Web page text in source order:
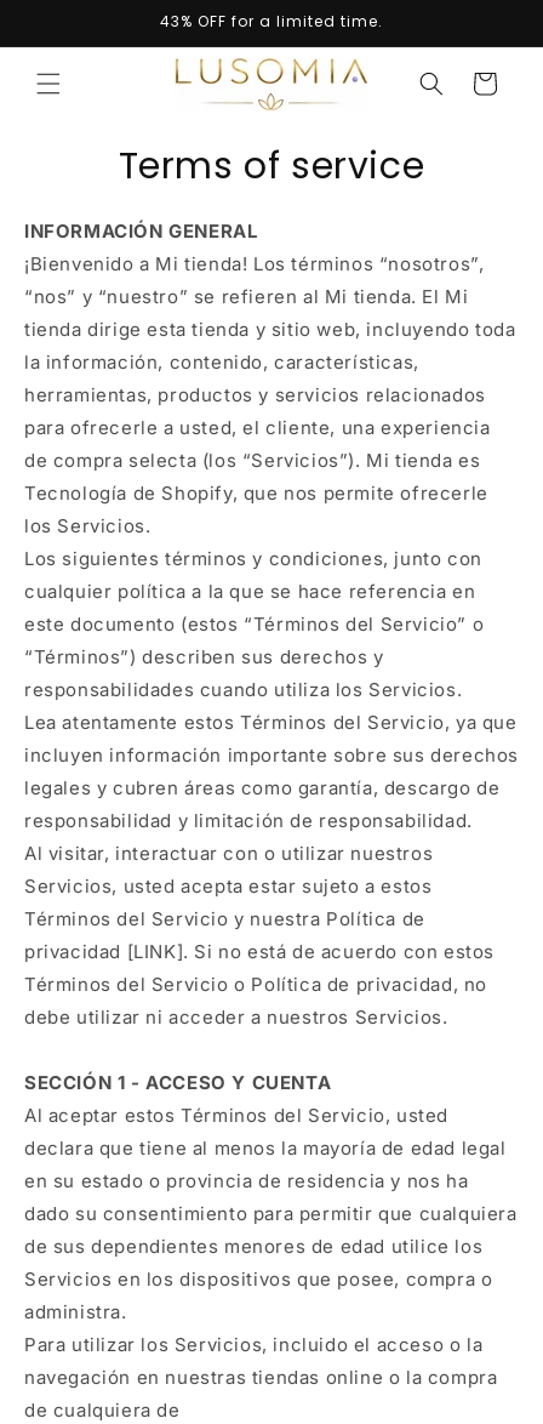
43% OFF for a limited time.
Cart
Terms of service
INFORMACIÓN GENERAL
¡Bienvenido a Mi tienda! Los términos “nosotros”,
“nos” y “nuestro” se refieren al Mi tienda. El Mi
tienda dirige esta tienda y sitio web, incluyendo toda
la información, contenido, características,
herramientas, productos y servicios relacionados
para ofrecerle a usted, el cliente, una experiencia
de compra selecta (los “Servicios”). Mi tienda es
Tecnología de Shopify, que nos permite ofrecerle
los Servicios.
Los siguientes términos y condiciones, junto con
cualquier política a la que se hace referencia en
este documento (estos “Términos del Servicio” o
“Términos”) describen sus derechos y
responsabilidades cuando utiliza los Servicios.
Lea atentamente estos Términos del Servicio, ya que
incluyen información importante sobre sus derechos
legales y cubren áreas como garantía, descargo de
responsabilidad y limitación de responsabilidad.
Al visitar, interactuar con o utilizar nuestros
Servicios, usted acepta estar sujeto a estos
Términos del Servicio y nuestra Política de
privacidad [LINK]. Si no está de acuerdo con estos
Términos del Servicio o Política de privacidad, no
debe utilizar ni acceder a nuestros Servicios.
SECCIÓN 1 - ACCESO Y CUENTA
Al aceptar estos Términos del Servicio, usted
declara que tiene al menos la mayoría de edad legal
en su estado o provincia de residencia y nos ha
dado su consentimiento para permitir que cualquiera
de sus dependientes menores de edad utilice los
Servicios en los dispositivos que posee, compra o
administra.
Para utilizar los Servicios, incluido el acceso o la
navegación en nuestras tiendas online o la compra
de cualquiera de